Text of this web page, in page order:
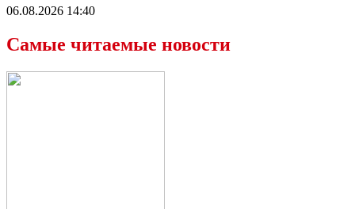
06.08.2026 14:40
Самые читаемые новости